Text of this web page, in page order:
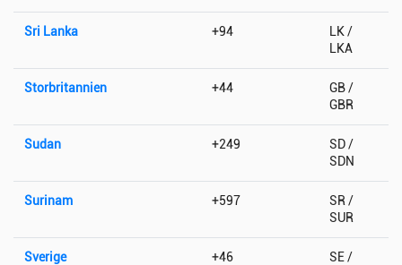
Sri Lanka +94
LK /
LKA
Storbritannien +44
GB /
GBR
Sudan +249
SD /
SDN
Surinam +597
SR /
SUR
Sverige +46
SE /